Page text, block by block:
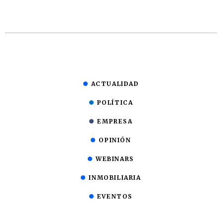
ACTUALIDAD
POLÍTICA
EMPRESA
OPINIÓN
WEBINARS
INMOBILIARIA
EVENTOS